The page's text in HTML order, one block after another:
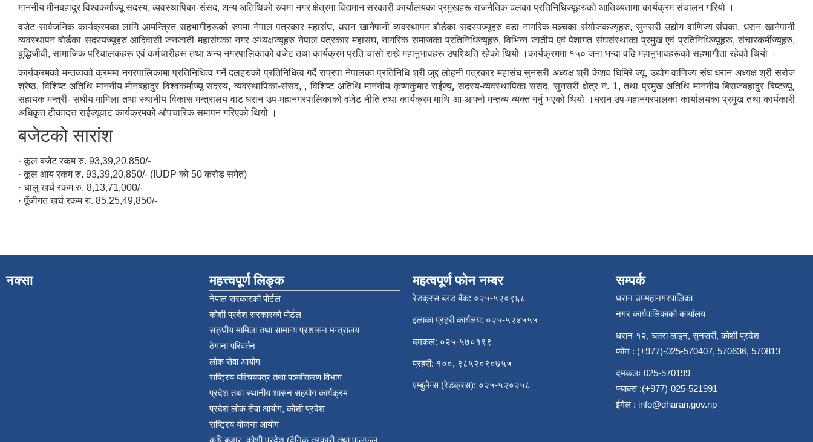
माननीय मीनबहादुर विश्वकर्माज्यू सदस्य, व्यवस्थापिका-संसद, अन्य अतिथिको रुपमा नगर क्षेत्रमा विद्यमान सरकारी कार्यालयका प्रमुखहरू राजनैतिक दलका प्रतिनिधिज्यूहरुको आतिथ्यतामा कार्यक्रम संचालन गरियो ।
वजेट सार्वजनिक कार्यक्रमका लागि आमन्त्रित सहभागीहरूको रुपमा नेपाल पत्रकार महासंघ, धरान खानेपानी व्यवस्थापन बोर्डका सदस्यज्यूहरु वडा नागरिक मञ्चका संयोजकज्यूहरु, सुनसरी उद्योग वाणिज्य संघका, धरान खानेपानी
व्यवस्थापन बोर्डका सदस्यज्यूहरु आदिवासी जनजाती महासंघका नगर अध्यक्षज्यूहरु नेपाल पत्रकार महासंघ, नागरिक समाजका प्रतिनिधिज्यूहरु, विभिन्न जातीय एवं पेशागत संघसंस्थाका प्रमुख एवं प्रतिनिधिज्यूहरू, संचारकर्मीज्यूहरु,
बुद्धिजीवी, सामाजिक परिचालकहरू एवं कर्मचारीहरू तथा अन्य नगरपालिकाको वजेट तथा कार्यक्रम प्रति चासो राख्ने महानुभावहरू उपश्थिति रहेको थियो ।कार्यक्रममा १५० जना भन्दा वढि महानुभावहरूको सहभागीता रहेको थियो ।
कार्यक्रमको मन्तव्यको क्रममा नगरपालिकामा प्रतिनिधित्व गर्ने दलहरुको प्रतिनिधित्व गर्दै राप्रपा नेपालका प्रतिनिधि श्री जुद्द लोहनी पत्रकार महासंघ सुनसरी अध्यक्ष श्री केशव घिमिरे ज्यू, उद्योग वाणिज्य संघ धरान अध्यक्ष श्री सरोज
श्रेष्ठ, विशिष्ट अतिथि माननीय मीनबहादुर विश्वकर्माज्यू सदस्य, व्यवस्थापिका-संसद, , विशिष्ट अतिथि माननीय कृष्णकुमार राईज्यू, सदस्य-व्यवस्थापिका संसद, सुनसरी क्षेत्र नं. 1, तथा प्रमुख अतिथि माननीय बिराजबहादुर बिष्टज्यू,
सहायक मन्त्री- संघीय मामिला तथा स्थानीय विकास मन्त्रालय वाट धरान उप-महानगरपालिकाको वजेट नीति तथा कार्यक्रम माथि आ-आफ्नो मन्तव्य व्यक्त गर्नु भएको थियो ।धरान उप-महानगरपालका कार्यालयका प्रमुख तथा कार्यकारी
अधिकृत टीकादत्त राईज्यूवाट कार्यक्रमको औपचारिक समापन गरिएको थियो ।
बजेटको सारांश
· कूल बजेट रकम रु. 93,39,20,850/-
· कूल आय रकम रु. 93,39,20,850/- (IUDP को 50 करोड समेत)
· चालु खर्च रकम रु. 8,13,71,000/-
· पूँजीगत खर्च रकम रु. 85,25,49,850/-
नक्सा महत्त्वपूर्ण लिङ्क
नेपाल सरकारको पोर्टल
कोशी प्रदेश सरकारको पोर्टल
सङ्‍घीय मामिला तथा सामान्य प्रशासन मन्त्रालय
ठेगाना परिवर्तन
लोक सेवा आयोग
राष्ट्रिय परिचयपत्र तथा पञ्‍जीकरण विभाग
प्रदेश तथा स्थानीय शासन सहयोग कार्यक्रम
प्रदेश लोक सेवा आयोग, कोशी प्रदेश
राष्ट्रिय योजना आयोग
कृषि बजार, कोशी प्रदेश (दैनिक तरकारी तथा फलफुल
महत्वपूर्ण फोन नम्बर
रेडक्रस ब्लड बैंक: ०२५-५२०९६८
इलाका प्रहरी कार्यलय: ०२५-५२४५५५
दमकल: ०२५-५७०१९९
प्रहरी: १००, ९८५२०९०७५५
एम्बुलेन्स (रेडक्रस): ०२५-५२०२५८
सम्पर्क
धरान उपमहानगरपालिका
नगर कार्यपालिकाको कार्यालय
धरान-१२, चतरा लाइन, सुनसरी, कोशी प्रदेश
फोन : (+977)-025-570407, 570636, 570813
दमकलः 025-570199
फ्याक्स :(+977)-025-521991
ईमेल : info@dharan.gov.np